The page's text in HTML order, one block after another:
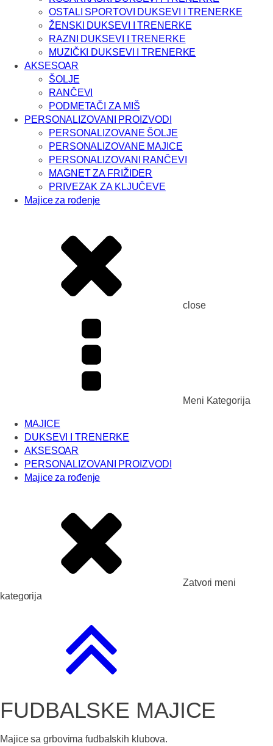
OSTALI SPORTOVI DUKSEVI I TRENERKE
ŽENSKI DUKSEVI I TRENERKE
RAZNI DUKSEVI I TRENERKE
MUZIČKI DUKSEVI I TRENERKE
AKSESOAR
ŠOLJE
RANČEVI
PODMETAČI ZA MIŠ
PERSONALIZOVANI PROIZVODI
PERSONALIZOVANE ŠOLJE
PERSONALIZOVANE MAJICE
PERSONALIZOVANI RANČEVI
MAGNET ZA FRIŽIDER
PRIVEZAK ZA KLJUČEVE
Majice za rođenje
close
Meni Kategorija
MAJICE
DUKSEVI I TRENERKE
AKSESOAR
PERSONALIZOVANI PROIZVODI
Majice za rođenje
Zatvori meni
kategorija
FUDBALSKE MAJICE
Majice sa grbovima fudbalskih klubova.